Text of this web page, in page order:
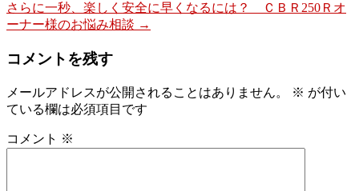
さらに一秒、楽しく安全に早くなるには？ ＣＢＲ250Ｒオ
ーナー様のお悩み相談 →
コメントを残す
メールアドレスが公開されることはありません。 ※ が付い
ている欄は必須項目です
コメント ※